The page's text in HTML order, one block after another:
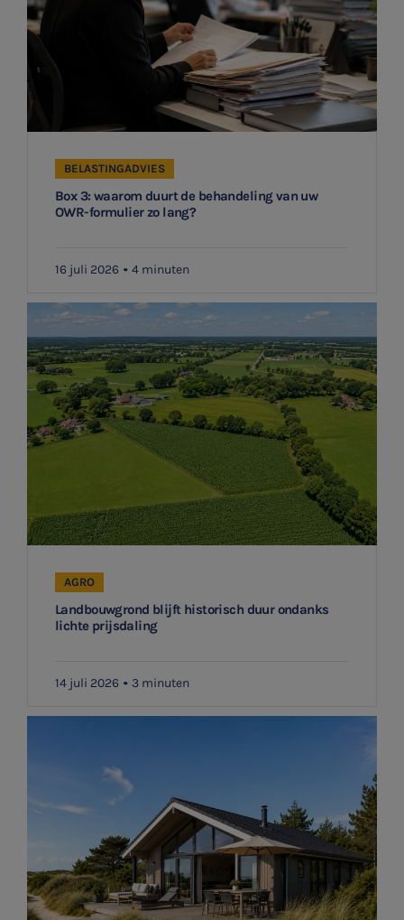
Belastingadvies
Ondernemer en privé
HR Advies
Agro
Box 3: waarom duurt de behandeling van uw
OWR-formulier zo lang?
BELASTINGADVIES
16 juli 2026 4 minuten
Landbouwgrond blijft historisch duur ondanks
lichte prijsdaling
AGRO
14 juli 2026 3 minuten